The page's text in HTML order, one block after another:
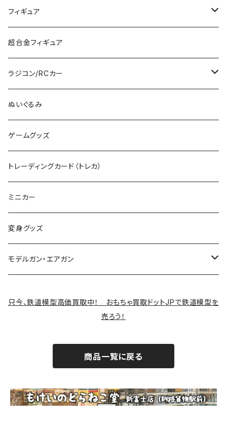
KATO (HO)
TOMIX (HO)
その他のHOゲージ
Zゲージ
カタログ
TOMIX (N)
制御機器
デカール
バイクプラモ
30MS
ミリタリープラモ
ポケモン
その他のロボット
その他のキャラクター
塗料
筆
フィギュア
ガンダム
超合金フィギュア
ラジコン/RCカー
タミヤRC
RCパーツ
ぬいぐるみ
ゲームグッズ
トレーディングカード（トレカ）
ミニカー
変身グッズ
モデルガン・エアガン
只今、鉄道模型高価買取中！ おもちゃ買取ドットJPで鉄道模型を
売ろう！
商品一覧に戻る